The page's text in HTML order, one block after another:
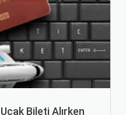
daha keyifli bir tatil
geçirmenizi sağlar. Bu
yazıda, mevsimsel
değişiklikleri, özel tatil
günlerini ve Sorgulamax.
Uçak Bileti Alırken